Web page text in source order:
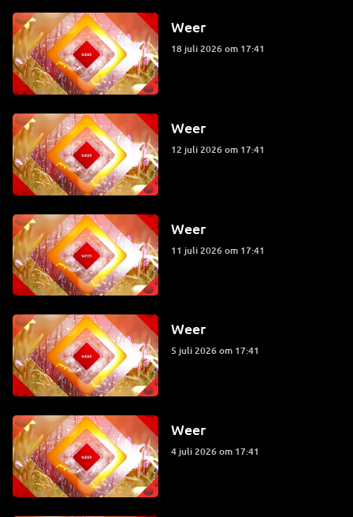
Weer
18 juli 2026 om 17:41
Weer
12 juli 2026 om 17:41
Weer
11 juli 2026 om 17:41
Weer
5 juli 2026 om 17:41
Weer
4 juli 2026 om 17:41